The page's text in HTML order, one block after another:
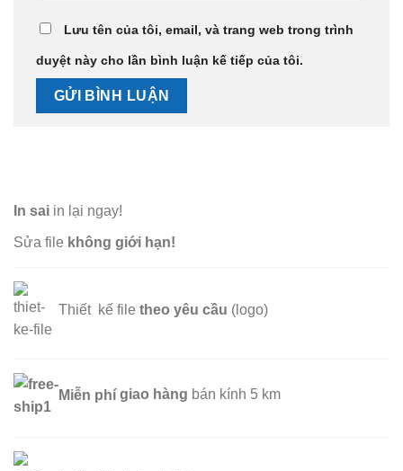
In sai in lại ngay!
Sửa file không giới hạn!
Thiết kế file theo yêu cầu (logo)
Miễn phí giao hàng bán kính 5 km
Lưu tên của tôi, email, và trang web trong trình
duyệt này cho lần bình luận kế tiếp của tôi.